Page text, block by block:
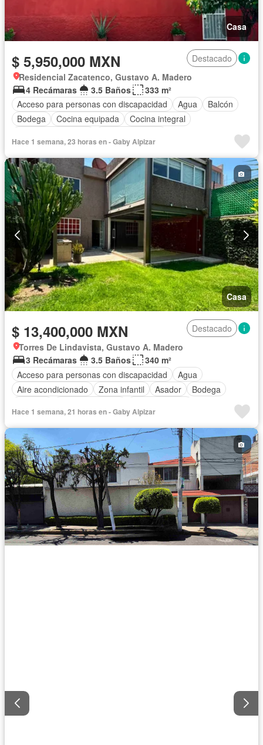
Casa
$ 5,950,000 MXN
Destacado
Residencial Zacatenco, Gustavo A. Madero
4 Recámaras
3.5 Baños
333 m²
Acceso para personas con discapacidad
Agua
Balcón
Bodega
Cocina equipada
Cocina integral
Recámara con closet
Sin amueblar
Hace 1 semana, 23 horas en - Gaby Alpizar
Casa
$ 13,400,000 MXN
Destacado
Torres De Lindavista, Gustavo A. Madero
3 Recámaras
3.5 Baños
340 m²
Acceso para personas con discapacidad
Agua
Aire acondicionado
Zona infantil Asador
Bodega
Cuarto de Limpieza
Cuarto de servicio
Estacionamiento
Internet Jardín
Despacho
Terraza
Wifi Zonas verdes Sin amueblar
Hace 1 semana, 21 horas en - Gaby Alpizar